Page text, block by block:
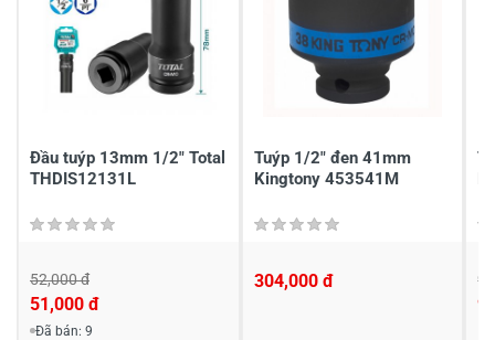
Chia sẻ nhận xét về sản phẩm
Viết nhận xét về sản phẩm
Đầu tuýp 13mm 1/2" Total
THDIS12131L
52,000 đ
51,000 đ
Đã bán: 9
Tuýp 1/2" đen 41mm
Kingtony 453541M
304,000 đ